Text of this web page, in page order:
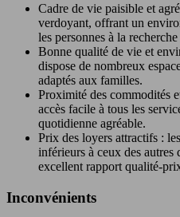
Cadre de vie paisible et
verdoyant, offrant un
les personnes à la
Bonne qualité de vie et
dispose de nombreux
adaptés aux familles.
Proximité des commodités
accès facile à tous les
quotidienne agréable.
Prix des loyers attractifs :
inférieurs à ceux des
excellent rapport qualité-
Inconvénients